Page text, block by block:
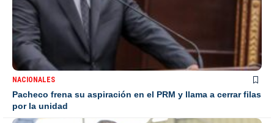
NACIONALES
Pacheco frena su aspiración en el PRM y llama a cerrar filas
por la unidad